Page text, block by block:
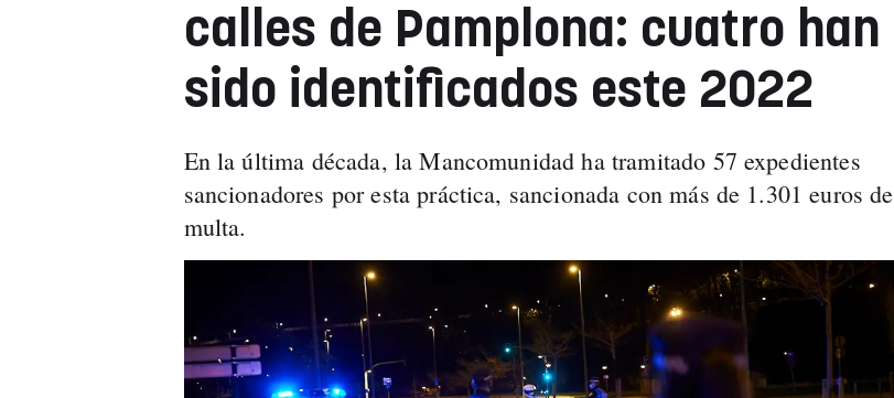
calles de Pamplona: cuatro han
sido identificados este 2022
En la última década, la Mancomunidad ha tramitado 57 expedientes
sancionadores por esta práctica, sancionada con más de 1.301 euros de
multa.